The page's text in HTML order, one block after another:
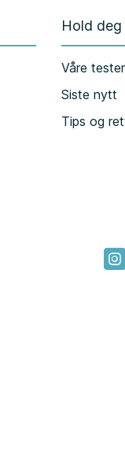
Hold
Våre tester
Siste nytt
Tips og